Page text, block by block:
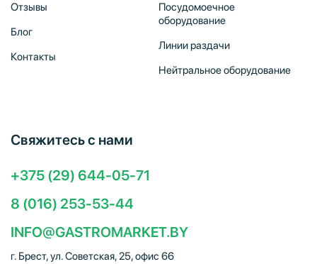
Отзывы
Блог
Контакты
Посудомоечное
оборудование
Линии раздачи
Нейтральное оборудование
Свяжитесь с нами
+375 (29) 644-05-71
8 (016) 253-53-44
INFO@GASTROMARKET.BY
г. Брест, ул. Советская, 25, офис 66